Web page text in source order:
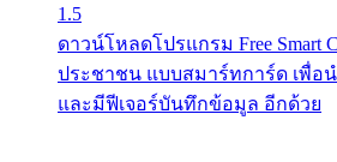
1.5
ดาวน์โหลดโปรแกรม Free Smart
ประชาชน แบบสมาร์ทการ์ด เพื่อ
และมีฟีเจอร์บันทึกข้อมูล อีกด้วย